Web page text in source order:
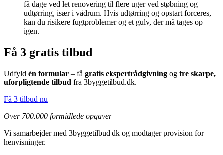
få dage ved let renovering til flere uger ved støbning og
udtørring, især i vådrum. Hvis udtørring og opstart forceres,
kan du risikere fugtproblemer og et gulv, der må tages op
igen.
Få 3 gratis tilbud
Udfyld én formular – få gratis ekspertrådgivning og tre skarpe,
uforpligtende tilbud fra 3byggetilbud.dk.
Få 3 tilbud nu
Over 700.000 formidlede opgaver
Vi samarbejder med 3byggetilbud.dk og modtager provision for
henvisninger.